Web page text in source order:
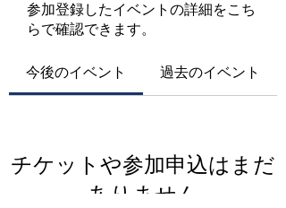
参加登録したイベントの詳細をこち
らで確認できます。
今後のイベント 過去のイベント
チケットや参加申込はまだ
ありません